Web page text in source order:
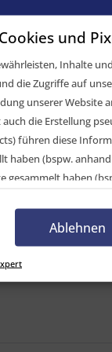
17-
17-
und
Inhalte
die Zugriffe auf
unserer Website
die Erstellung
führen diese
haben (bspw.
gesammelt haben
entsprechenden
Ablehnen